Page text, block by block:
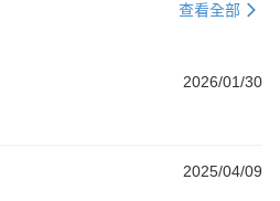
查看全部
2026/01/30
2025/04/09